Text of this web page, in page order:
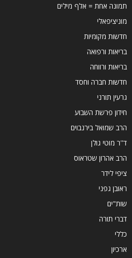
תמונה אחת = אלף מילים
מוניציפאלי
חדשות מקומיות
בריאות ורפואה
בריאות ורווחה
חדשות חברה וחסד
גרעין תורני
חידון פרשת השבוע
הרב שמואל בירנבוים
ד''ר מוטי גולן
הרב אהרון שטראוס
ציפי לידר
ראובן גפני
שות"ים
דברי תורה
כללי
ארכיון